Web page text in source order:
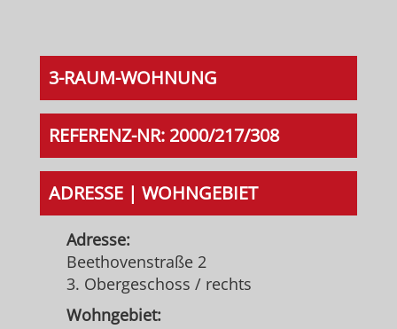
3-RAUM-WOHNUNG
REFERENZ-NR: 2000/217/308
ADRESSE | WOHNGEBIET
Adresse:
Beethovenstraße 2
3. Obergeschoss / rechts
Wohngebiet: